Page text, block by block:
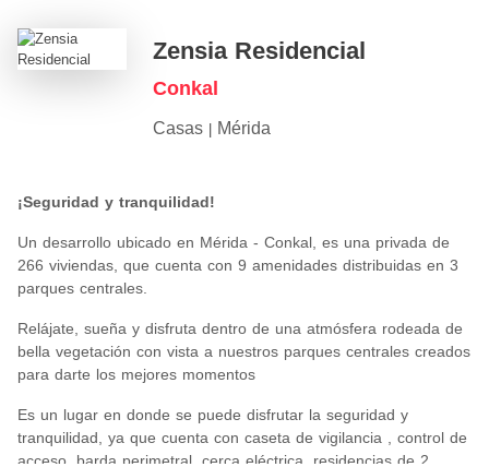
Zensia Residencial
Conkal
Casas Mérida
¡Seguridad y tranquilidad!
Un desarrollo ubicado en Mérida - Conkal, es una privada de
266 viviendas, que cuenta con 9 amenidades distribuidas en 3
parques centrales.
Relájate, sueña y disfruta dentro de una atmósfera rodeada de
bella vegetación con vista a nuestros parques centrales creados
para darte los mejores momentos
Es un lugar en donde se puede disfrutar la seguridad y
tranquilidad, ya que cuenta con caseta de vigilancia , control de
acceso, barda perimetral, cerca eléctrica, residencias de 2